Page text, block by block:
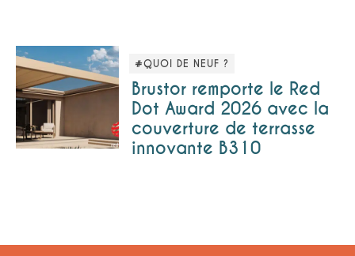
#QUOI DE NEUF ?
Brustor remporte le Red
Dot Award 2026 avec la
couverture de terrasse
innovante B310